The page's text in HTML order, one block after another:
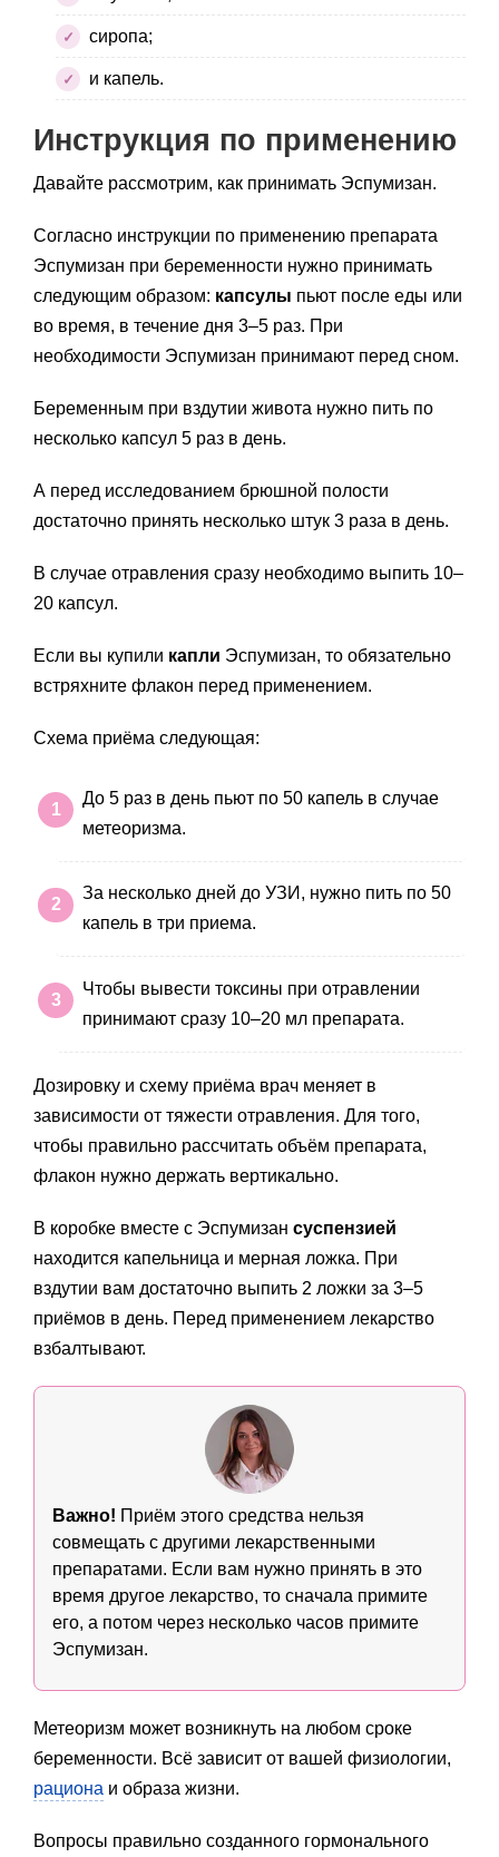
сиропа;
и капель.
Инструкция по применению
Давайте рассмотрим, как принимать Эспумизан.
Согласно инструкции по применению препарата
Эспумизан при беременности нужно принимать
следующим образом: капсулы пьют после еды или
во время, в течение дня 3–5 раз. При
необходимости Эспумизан принимают перед сном.
Беременным при вздутии живота нужно пить по
несколько капсул 5 раз в день.
А перед исследованием брюшной полости
достаточно принять несколько штук 3 раза в день.
В случае отравления сразу необходимо выпить 10–
20 капсул.
Если вы купили капли Эспумизан, то обязательно
встряхните флакон перед применением.
Схема приёма следующая:
До 5 раз в день пьют по 50 капель в случае
метеоризма.
За несколько дней до УЗИ, нужно пить по 50
капель в три приема.
Чтобы вывести токсины при отравлении
принимают сразу 10–20 мл препарата.
Дозировку и схему приёма врач меняет в
зависимости от тяжести отравления. Для того,
чтобы правильно рассчитать объём препарата,
флакон нужно держать вертикально.
В коробке вместе с Эспумизан суспензией
находится капельница и мерная ложка. При
вздутии вам достаточно выпить 2 ложки за 3–5
приёмов в день. Перед применением лекарство
взбалтывают.
Важно! Приём этого средства нельзя
совмещать с другими лекарственными
препаратами. Если вам нужно принять в это
время другое лекарство, то сначала примите
его, а потом через несколько часов примите
Эспумизан.
Метеоризм может возникнуть на любом сроке
беременности. Всё зависит от вашей физиологии,
рациона и образа жизни.
Вопросы правильно созданного гормонального